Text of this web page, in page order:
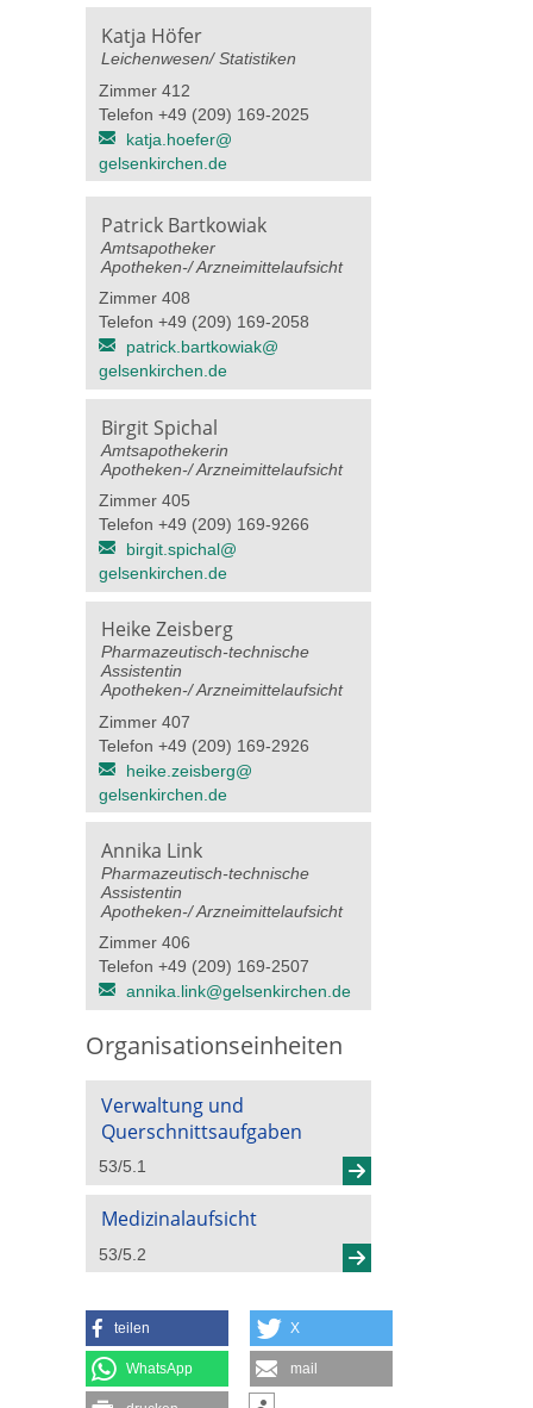
Katja Höfer
Leichenwesen/ Statistiken
Zimmer 412
Telefon +49 (209) 169-2025
katja.hoefer@​
gelsenkirchen.de
Patrick Bartkowiak
Amtsapotheker
Apotheken-/ Arzneimittelaufsicht
Zimmer 408
Telefon +49 (209) 169-2058
patrick.bartkowiak@​
gelsenkirchen.de
Birgit Spichal
Amtsapothekerin
Apotheken-/ Arzneimittelaufsicht
Zimmer 405
Telefon +49 (209) 169-9266
birgit.spichal@​
gelsenkirchen.de
Heike Zeisberg
Pharmazeutisch-technische
Assistentin
Apotheken-/ Arzneimittelaufsicht
Zimmer 407
Telefon +49 (209) 169-2926
heike.zeisberg@​
gelsenkirchen.de
Annika Link
Pharmazeutisch-technische
Assistentin
Apotheken-/ Arzneimittelaufsicht
Zimmer 406
Telefon +49 (209) 169-2507
annika.link@​gelsenkirchen.de
Organisationseinheiten
Verwaltung und
Querschnittsaufgaben
53/5.1
Medizinalaufsicht
53/5.2
teilen X
WhatsApp mail